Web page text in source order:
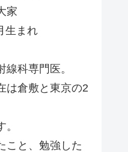
家
生まれ
線科専門医。
は倉敷と東京の2
こと、勉強した